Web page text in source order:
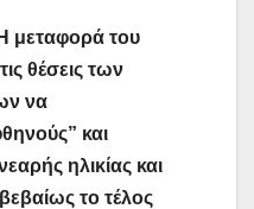
Η μεταφορά του
θέσεις των
να
και
ηλικίας και
το τέλος